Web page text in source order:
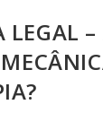
LEGAL